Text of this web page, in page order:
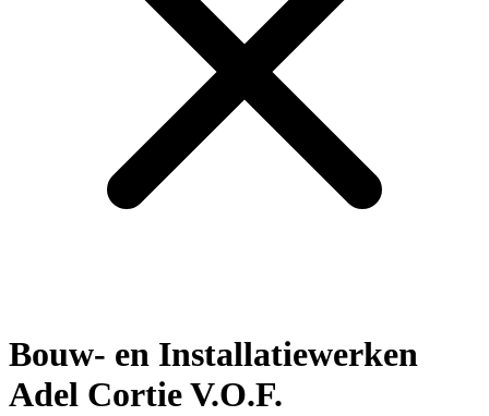
Bouw- en Installatiewerken
Adel Cortie V.O.F.